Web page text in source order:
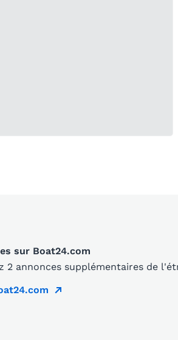
sur Boat24.com
2 annonces supplémentaires de